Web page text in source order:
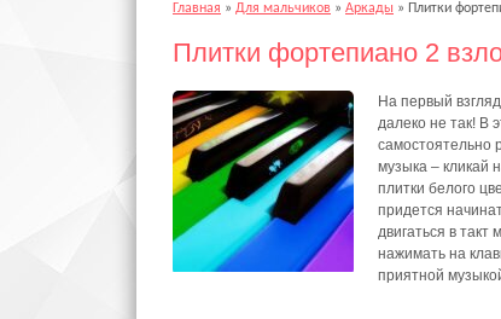
Главная » Для мальчиков » Аркады » Плитки
Плитки фортепиано 2
На первый
далеко не так! В
самостоятельно
музыка – кликай
плитки белого
придется
двигаться в
нажимать на
приятной